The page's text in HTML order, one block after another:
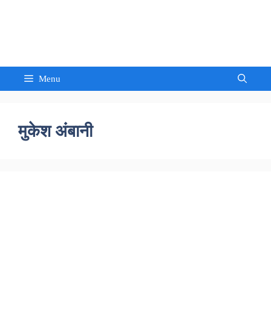
Menu
मुकेश अंबानी